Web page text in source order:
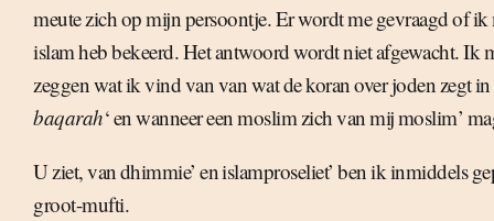
meute zich op mijn persoontje. Er wordt me gevraagd of ik
islam heb bekeerd. Het antwoord wordt niet afgewacht. Ik
zeggen wat ik vind van van wat de koran over joden zegt
baqarah‘ en wanneer een moslim zich van mij moslim’
U ziet, van dhimmie’ en islamproseliet’ ben ik inmiddels
groot-mufti.